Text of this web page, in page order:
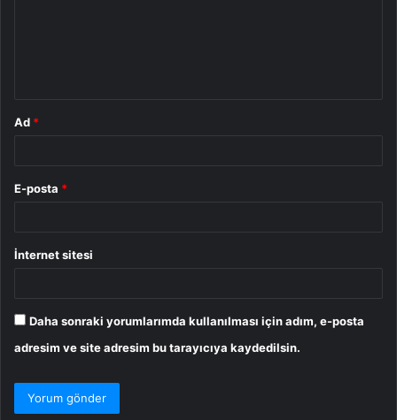
Ad *
E-posta *
İnternet sitesi
Daha sonraki yorumlarımda kullanılması için adım, e-posta
adresim ve site adresim bu tarayıcıya kaydedilsin.